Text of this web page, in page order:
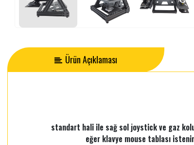
Ürün Açıklaması
standart hali ile sağ sol joystick ve gaz
eğer klavye mouse tablası